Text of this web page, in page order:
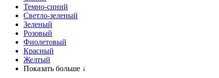
Темно-синий
Светло-зеленый
Зеленый
Розовый
Фиолетовый
Красный
Желтый
Показать больше ↓